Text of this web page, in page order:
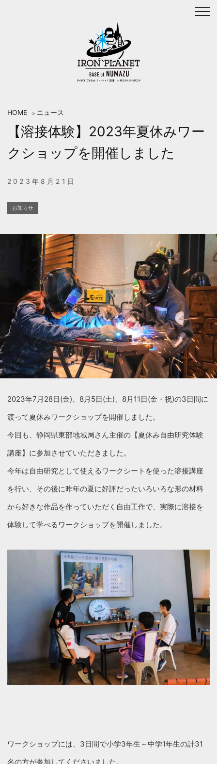
HOME > ニュース
【溶接体験】2023年夏休みワー
クショップを開催しました
2023年8月21日
お知らせ
2023年7月28日(金)、8月5日(土)、8月11日(金・祝)の3日間に
渡って夏休みワークショップを開催しました。
今回も、静岡県東部地域局さん主催の【夏休み自由研究体験
講座】に参加させていただきました。
今年は自由研究として使えるワークシートを使った溶接講座
を行い、その後に昨年の夏に好評だったいろいろな形の材料
から好きな作品を作っていただく自由工作で、実際に溶接を
体験して学べるワークショップを開催しました。
ワークショップには、3日間で小学3年生～中学1年生の計31
名の方が参加してくださいました。